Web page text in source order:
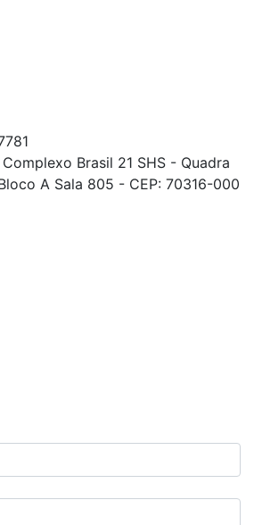
Brasil 21 SHS - Quadra
A Sala 805 - CEP: 70316-000